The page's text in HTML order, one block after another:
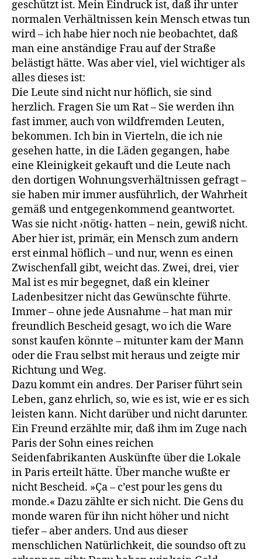
geschützt ist. Mein Eindruck ist, daß ihr unter
normalen Verhältnissen kein Mensch etwas tun
wird – ich habe hier noch nie beobachtet, daß
man eine anständige Frau auf der Straße
belästigt hätte. Was aber viel, viel wichtiger als
alles dieses ist:
Die Leute sind nicht nur höflich, sie sind
herzlich. Fragen Sie um Rat – Sie werden ihn
fast immer, auch von wildfremden Leuten,
bekommen. Ich bin in Vierteln, die ich nie
gesehen hatte, in die Läden gegangen, habe
eine Kleinigkeit gekauft und die Leute nach
den dortigen Wohnungsverhältnissen gefragt –
sie haben mir immer ausführlich, der Wahrheit
gemäß und entgegenkommend geantwortet.
Was sie nicht ›nötig‹ hatten – nein, gewiß nicht.
Aber hier ist, primär, ein Mensch zum andern
erst einmal höflich – und nur, wenn es einen
Zwischenfall gibt, weicht das. Zwei, drei, vier
Mal ist es mir begegnet, daß ein kleiner
Ladenbesitzer nicht das Gewünschte führte.
Immer – ohne jede Ausnahme – hat man mir
freundlich Bescheid gesagt, wo ich die Ware
sonst kaufen könnte – mitunter kam der Mann
oder die Frau selbst mit heraus und zeigte mir
Richtung und Weg.
Dazu kommt ein andres. Der Pariser führt sein
Leben, ganz ehrlich, so, wie es ist, wie er es sich
leisten kann. Nicht darüber und nicht darunter.
Ein Freund erzählte mir, daß ihm im Zuge nach
Paris der Sohn eines reichen
Seidenfabrikanten Auskünfte über die Lokale
in Paris erteilt hätte. Über manche wußte er
nicht Bescheid. »Ça – c’est pour les gens du
monde.« Dazu zählte er sich nicht. Die Gens du
monde waren für ihn nicht höher und nicht
tiefer – aber anders. Und aus dieser
menschlichen Natürlichkeit, die soundso oft zu